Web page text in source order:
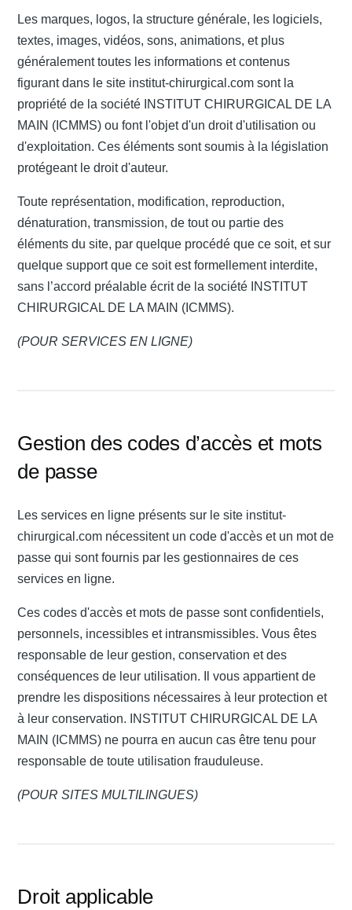
Les marques, logos, la structure générale, les logiciels,
textes, images, vidéos, sons, animations, et plus
généralement toutes les informations et contenus
figurant dans le site institut-chirurgical.com sont la
propriété de la société INSTITUT CHIRURGICAL DE LA
MAIN (ICMMS) ou font l'objet d'un droit d'utilisation ou
d'exploitation. Ces éléments sont soumis à la législation
protégeant le droit d'auteur.
Toute représentation, modification, reproduction,
dénaturation, transmission, de tout ou partie des
éléments du site, par quelque procédé que ce soit, et sur
quelque support que ce soit est formellement interdite,
sans l’accord préalable écrit de la société INSTITUT
CHIRURGICAL DE LA MAIN (ICMMS).
(POUR SERVICES EN LIGNE)
Gestion des codes d’accès et mots
de passe
Les services en ligne présents sur le site institut-
chirurgical.com nécessitent un code d'accès et un mot de
passe qui sont fournis par les gestionnaires de ces
services en ligne.
Ces codes d'accès et mots de passe sont confidentiels,
personnels, incessibles et intransmissibles. Vous êtes
responsable de leur gestion, conservation et des
conséquences de leur utilisation. Il vous appartient de
prendre les dispositions nécessaires à leur protection et
à leur conservation. INSTITUT CHIRURGICAL DE LA
MAIN (ICMMS) ne pourra en aucun cas être tenu pour
responsable de toute utilisation frauduleuse.
(POUR SITES MULTILINGUES)
Droit applicable